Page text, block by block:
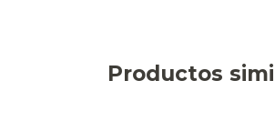
Productos